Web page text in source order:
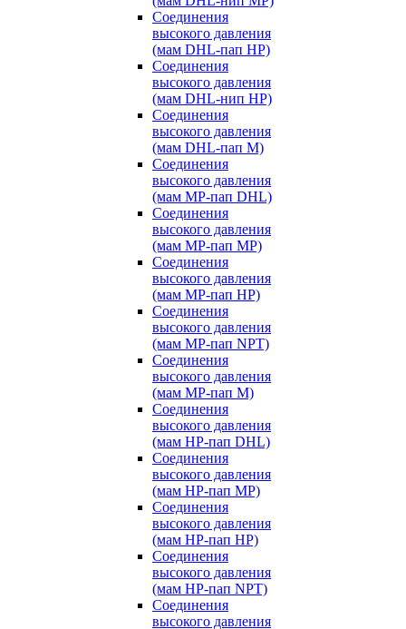
Соединения
высокого давления
(мам DHL-пап HP)
Соединения
высокого давления
(мам DHL-нип HP)
Соединения
высокого давления
(мам DHL-пап M)
Соединения
высокого давления
(мам MP-пап DHL)
Соединения
высокого давления
(мам MP-пап MP)
Соединения
высокого давления
(мам MP-пап HP)
Соединения
высокого давления
(мам MP-пап NPT)
Соединения
высокого давления
(мам MP-пап M)
Соединения
высокого давления
(мам HP-пап DHL)
Соединения
высокого давления
(мам HP-пап MP)
Соединения
высокого давления
(мам HP-пап HP)
Соединения
высокого давления
(мам HP-пап NPT)
Соединения
высокого давления